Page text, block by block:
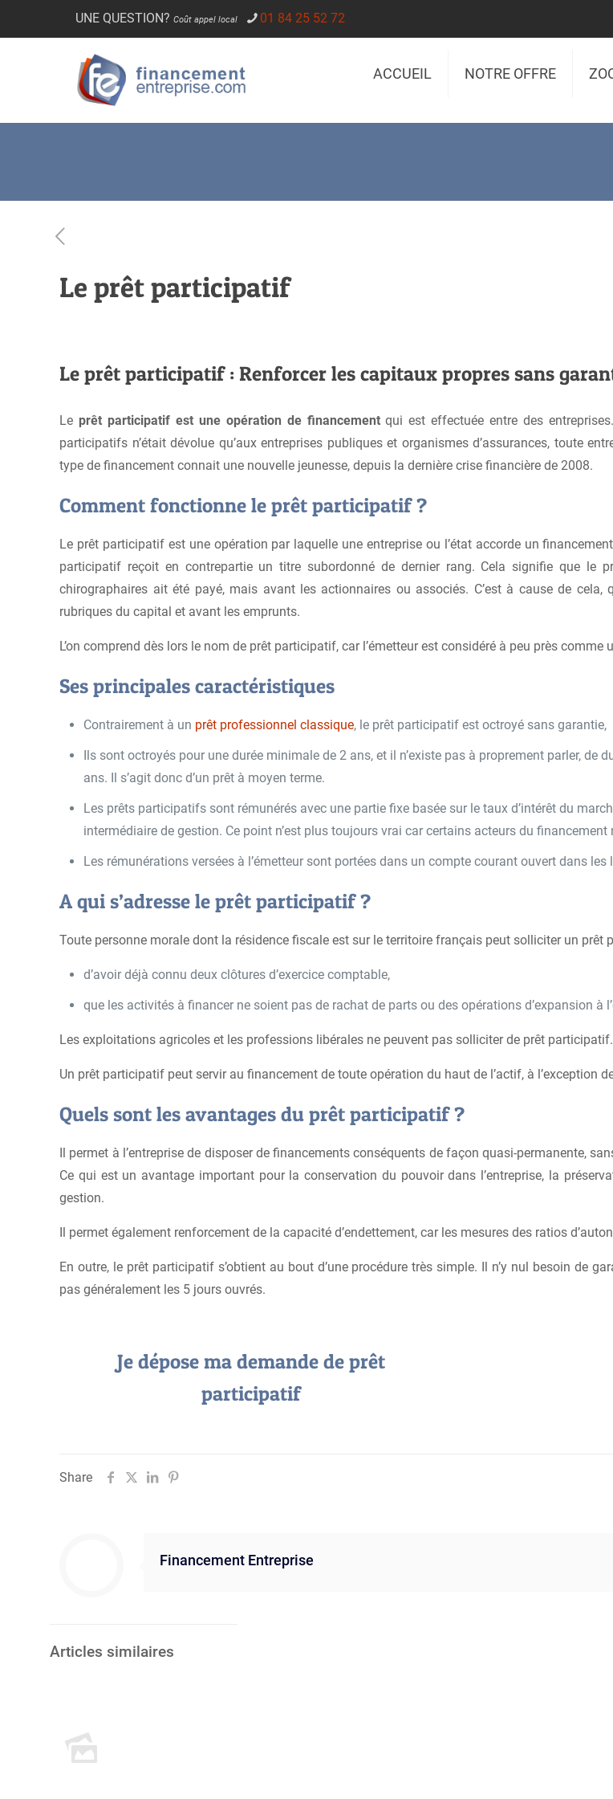
UNE QUESTION? Coût appel local 01 84 25 52 72
ACCUEIL NOTRE OFFRE
Le prêt participatif
Le prêt participatif : Renforcer les capitaux propres sans
Le prêt participatif est une opération de financementqui est effectuée entre des
participatifs n’était dévolue qu’aux entreprises publiques et organismes d’assurances, toute
type de financement connait une nouvelle jeunesse, depuis la dernière crise financière de 2008.
Comment fonctionne le prêt participatif ?
Le prêt participatif est une opération par laquelle une entreprise ou l’état accorde un
participatif reçoit en contrepartie un titre subordonné de dernier rang. Cela signifie que le
chirographaires ait été payé, mais avant les actionnaires ou associés. C’est à cause de
rubriques du capital et avant les emprunts.
L’on comprend dès lors le nom de prêt participatif, car l’émetteur est considéré à peu près
Ses principales caractéristiques
Contrairement à un prêt professionnel classique, le prêt participatif est octroyé sans garantie,
Ils sont octroyés pour une durée minimale de 2 ans, et il n’existe pas à proprement parler, de
ans. Il s’agit donc d’un prêt à moyen terme.
Les prêts participatifs sont rémunérés avec une partie fixe basée sur le taux d’intérêt du
intermédiaire de gestion. Ce point n’est plus toujours vrai car certains acteurs du
Les rémunérations versées à l’émetteur sont portées dans un compte courant ouvert dans les
A qui s’adresse le prêt participatif ?
Toute personne morale dont la résidence fiscale est sur le territoire français peut solliciter un prêt
d’avoir déjà connu deux clôtures d’exercice comptable,
que les activités à financer ne soient pas de rachat de parts ou des opérations d’expansion à
Les exploitations agricoles et les professions libérales ne peuvent pas solliciter de prêt participatif.
Un prêt participatif peut servir au financement de toute opération du haut de l’actif, à l’exception
Quels sont les avantages du prêt participatif ?
Il permet à l’entreprise de disposer de financements conséquents de façon quasi-permanente,
Ce qui est un avantage important pour la conservation du pouvoir dans l’entreprise, la
gestion.
Il permet également renforcement de la capacité d’endettement, car les mesures des ratios
En outre, le prêt participatif s’obtient au bout d’une procédure très simple. Il n’y nul besoin de
pas généralement les 5 jours ouvrés.
Je dépose ma demande de prêt
participatif
Share
Financement Entreprise
Articles similaires